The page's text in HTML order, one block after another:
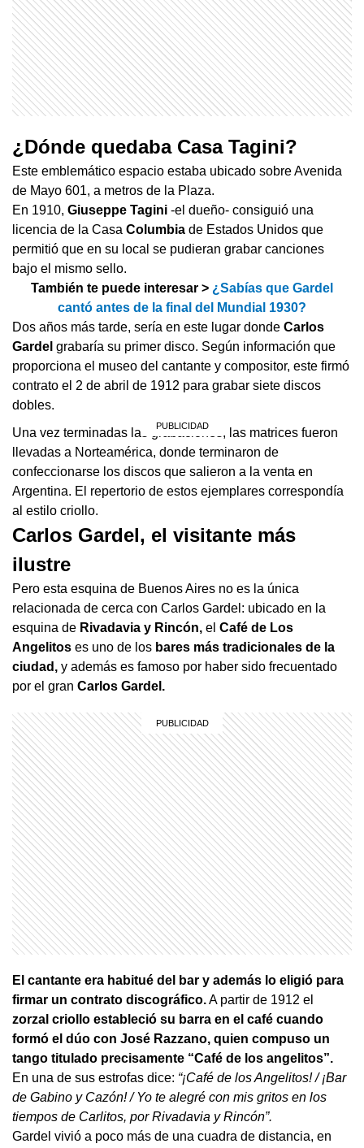
¿Dónde quedaba Casa Tagini?
Este emblemático espacio estaba ubicado sobre Avenida
de Mayo 601, a metros de la Plaza.
En 1910, Giuseppe Tagini -el dueño- consiguió una
licencia de la Casa Columbia de Estados Unidos que
permitió que en su local se pudieran grabar canciones
bajo el mismo sello.
También te puede interesar > ¿Sabías que Gardel
cantó antes de la final del Mundial 1930?
Dos años más tarde, sería en este lugar donde Carlos
Gardel grabaría su primer disco. Según información que
proporciona el museo del cantante y compositor, este firmó
contrato el 2 de abril de 1912 para grabar siete discos
dobles.
Una vez terminadas las grabaciones, las matrices fueron
llevadas a Norteamérica, donde terminaron de
confeccionarse los discos que salieron a la venta en
Argentina. El repertorio de estos ejemplares correspondía
al estilo criollo.
Carlos Gardel, el visitante más
ilustre
Pero esta esquina de Buenos Aires no es la única
relacionada de cerca con Carlos Gardel: ubicado en la
esquina de Rivadavia y Rincón, el Café de Los
Angelitos es uno de los bares más tradicionales de la
ciudad, y además es famoso por haber sido frecuentado
por el gran Carlos Gardel.
El cantante era habitué del bar y además lo eligió para
firmar un contrato discográfico.A partir de 1912 el
zorzal criollo estableció su barra en el café cuando
formó el dúo con José Razzano, quien compuso un
tango titulado precisamente “Café de los angelitos”.
En una de sus estrofas dice: “¡Café de los Angelitos! / ¡Bar
de Gabino y Cazón! / Yo te alegré con mis gritos en los
tiempos de Carlitos, por Rivadavia y Rincón”.
Gardel vivió a poco más de una cuadra de distancia, en